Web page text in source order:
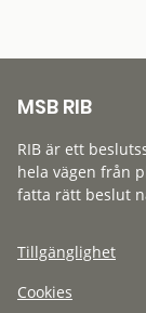
MSB RIB
RIB är ett
hela vägen från
fatta rätt beslut
Tillgänglighet
Cookies